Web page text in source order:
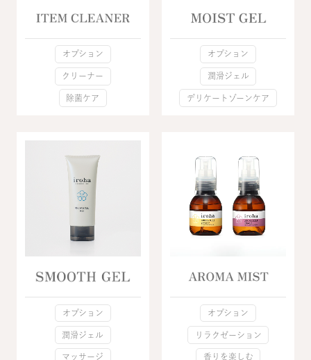
オプション
クリーナー
除菌ケア
オプション
潤滑ジェル
デリケートゾーンケア
オプション
潤滑ジェル
マッサージ
オプション
リラクゼーション
香りを楽しむ